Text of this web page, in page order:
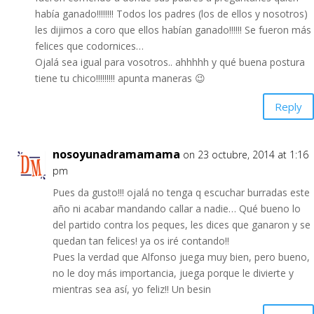
había ganado!!!!!!!! Todos los padres (los de ellos y nosotros)
les dijimos a coro que ellos habían ganado!!!!!! Se fueron más
felices que codornices…
Ojalá sea igual para vosotros.. ahhhhh y qué buena postura
tiene tu chico!!!!!!!!! apunta maneras 😉
Reply
nosoyunadramamama on 23 octubre, 2014 at 1:16
pm
Pues da gusto!!! ojalá no tenga q escuchar burradas este
año ni acabar mandando callar a nadie… Qué bueno lo
del partido contra los peques, les dices que ganaron y se
quedan tan felices! ya os iré contando!!
Pues la verdad que Alfonso juega muy bien, pero bueno,
no le doy más importancia, juega porque le divierte y
mientras sea así, yo feliz!! Un besin